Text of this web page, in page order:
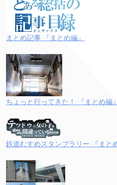
まとめ記事 『まとめ編』
ちょっと行ってきた！ 『まとめ編』
鉄道むすめスタンプラリー 『まと